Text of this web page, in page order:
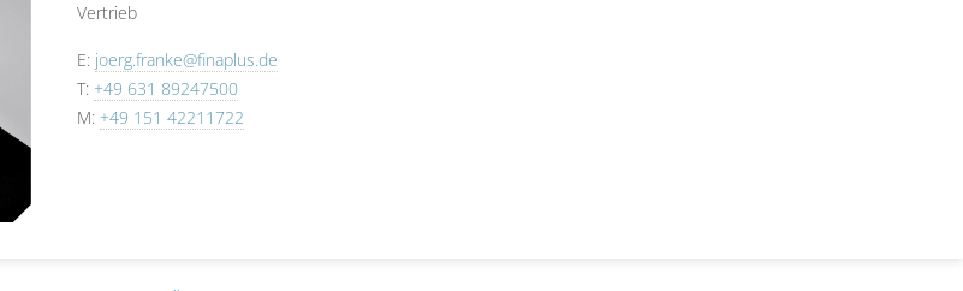
Vertrieb
E: joerg.franke@finaplus.de
T:+49 631 89247500
M:+49 151 42211722